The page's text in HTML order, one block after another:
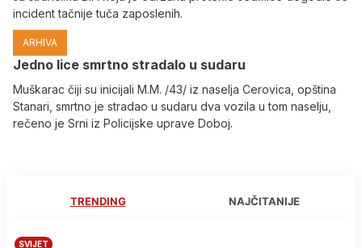
incident tačnije tuča zaposlenih.
ARHIVA
Јedno lice smrtno stradalo u sudaru
Muškarac čiji su inicijali M.M. /43/ iz naselja Cerovica, opština
Stanari, smrtno je stradao u sudaru dva vozila u tom naselju,
rečeno je Srni iz Policijske uprave Doboj.
TRENDING NAJČITANIJE
SVIJET